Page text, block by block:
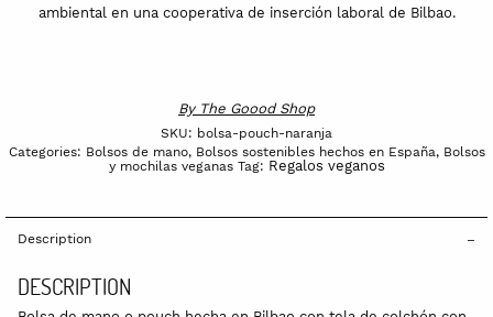
ambiental en una cooperativa de inserción laboral de Bilbao.
By The Goood Shop
SKU: bolsa-pouch-naranja
Categories: Bolsos de mano, Bolsos sostenibles hechos en España, Bolsos
y mochilas veganas Tag: Regalos veganos
Description
DESCRIPTION